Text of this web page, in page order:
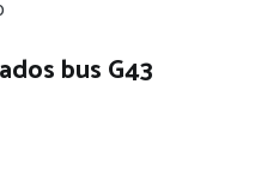
bus G43